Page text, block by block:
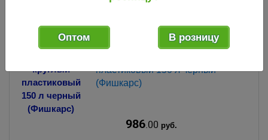
пластиковый 150 л черный
(Фишкарс)
986.00 руб.
Оптом В розницу